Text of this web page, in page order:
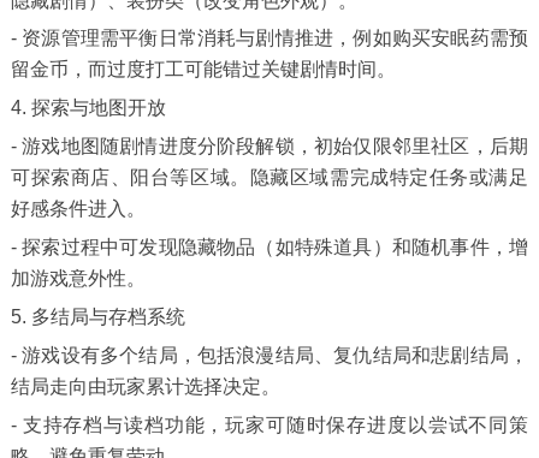
- 资源管理需平衡日常消耗与剧情推进，例如购买安眠药需预
留金币，而过度打工可能错过关键剧情时间。
4. 探索与地图开放
- 游戏地图随剧情进度分阶段解锁，初始仅限邻里社区，后期
可探索商店、阳台等区域。隐藏区域需完成特定任务或满足
好感条件进入。
- 探索过程中可发现隐藏物品（如特殊道具）和随机事件，增
加游戏意外性。
5. 多结局与存档系统
- 游戏设有多个结局，包括浪漫结局、复仇结局和悲剧结局，
结局走向由玩家累计选择决定。
- 支持存档与读档功能，玩家可随时保存进度以尝试不同策